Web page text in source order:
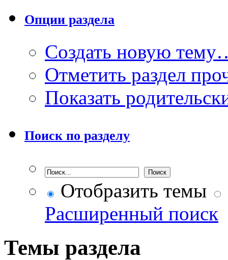
Опции раздела
Создать новую
Отметить раздел
Показать
Поиск по разделу
Отобразить темы
Расширенный поиск
Темы раздела